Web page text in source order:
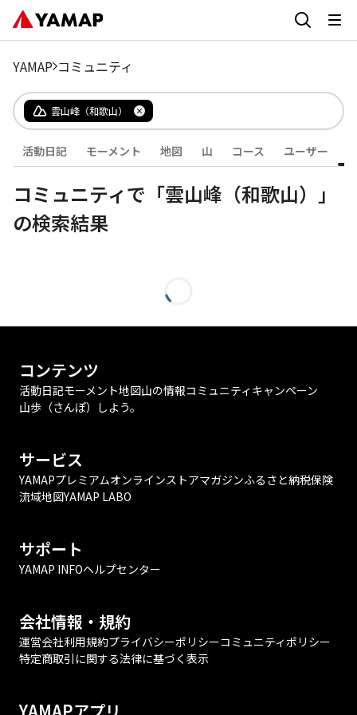
YAMAP コミュニティ
雲山峰（和歌山）
活動日記 モーメント 地図 山 コース ユーザー
コミュニティで「雲山峰（和歌山）」
の検索結果
コンテンツ
活動日記モーメント地図山の情報コミュニティ キャンペーン
山歩（さんぽ）しよう。
サービス
YAMAPプレミアムオンラインストアマガジンふるさと納税保険
流域地図YAMAP LABO
サポート
YAMAP INFOヘルプセンター
会社情報・規約
運営会社利用規約プライバシーポリシーコミュニティポリシー
特定商取引に関する法律に基づく表示